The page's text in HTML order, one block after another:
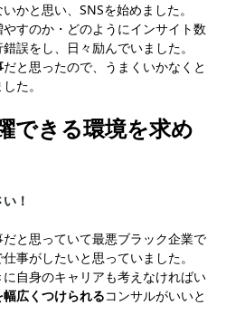
かと思い、SNSを始めました。
すのか・どのようにインサイト数
誤をし、日々励んでいました。
だと思ったので、うまくいかなくと
た。
できる環境を求め
！
と思っていて最悪ブラック企業で
事がしたいと思っていました。
自身のキャリアも考えなければい
広くつけられるコンサルがいいと